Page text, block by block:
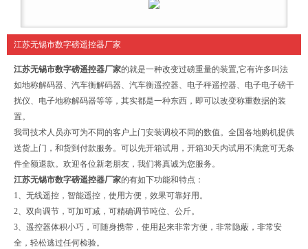
江苏无锡市数字磅遥控器厂家
江苏无锡市数字磅遥控器厂家的就是一种改变过磅重量的装置,它有许多叫法
如地称解码器、汽车衡解码器、汽车衡遥控器、电子秤遥控器、电子电子磅干
扰仪、电子地称解码器等等，其实都是一种东西，即可以改变称重数据的装
置。
我司技术人员亦可为不同的客户上门安装调校不同的数值。全国各地购机提供
送货上门，和货到付款服务。可以先开箱试用，开箱30天内试用不满意可无条
件全额退款。欢迎各位新老朋友，我们将真诚为您服务。
江苏无锡市数字磅遥控器厂家的有如下功能和特点：
1、无线遥控，智能遥控，使用方便，效果可靠好用。
2、双向调节，可加可减，可精确调节吨位、公斤。
3、遥控器体积小巧，可随身携带，使用起来非常方便，非常隐蔽，非常安
全，轻松逃过任何检验。